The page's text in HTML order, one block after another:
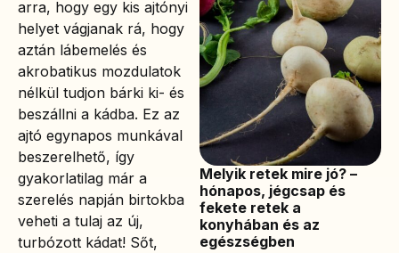
arra, hogy egy kis ajtónyi
helyet vágjanak rá, hogy
aztán lábemelés és
akrobatikus mozdulatok
nélkül tudjon bárki ki- és
beszállni a kádba. Ez az
ajtó egynapos munkával
beszerelhető, így
gyakorlatilag már a
szerelés napján birtokba
veheti a tulaj az új,
turbózott kádat! Sőt,
Melyik retek mire jó? –
hónapos, jégcsap és
fekete retek a
konyhában és az
egészségben